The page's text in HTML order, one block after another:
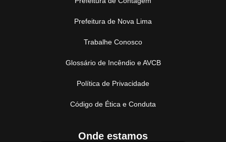
Prefeitura de Nova Lima
Trabalhe Conosco
Glossário de Incêndio e AVCB
Política de Privacidade
Código de Ética e Conduta
Onde estamos